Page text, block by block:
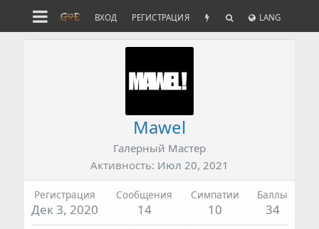
ВХОД РЕГИСТРАЦИЯ LANG
Mawel
Галерный Мастер
Активность Июл 20, 2021
Регистрация
Дек 3, 2020
Сообщения
14
Симпатии
10
Баллы
34